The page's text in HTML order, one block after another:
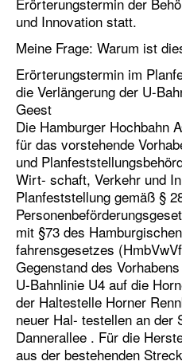
und Innovation statt.
Meine Frage: Warum ist
Erörterungstermin im
die Verlängerung der U-
Geest
Die Hamburger Hochbahn
für das vorstehende
und
Wirt- schaft, Verkehr und
Planfeststellung gemäß §
mit §73 des
fahrensgesetzes
Gegenstand des
U-Bahnlinie U4 auf die
der Haltestelle Horner
neuer Hal- testellen an der
Dannerallee . Für die
aus der bestehenden